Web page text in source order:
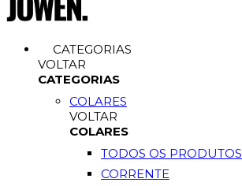
CATEGORIAS
VOLTAR
CATEGORIAS
COLARES
VOLTAR
COLARES
TODOS OS PRODUTOS
CORRENTE